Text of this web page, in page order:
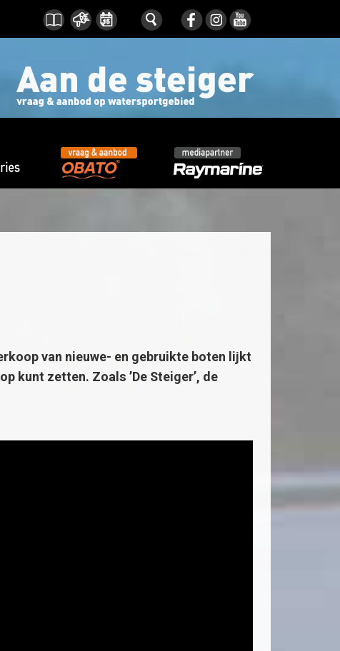
van nieuwe- en gebruikte boten lijkt
kunt zetten. Zoals ’De Steiger’, de